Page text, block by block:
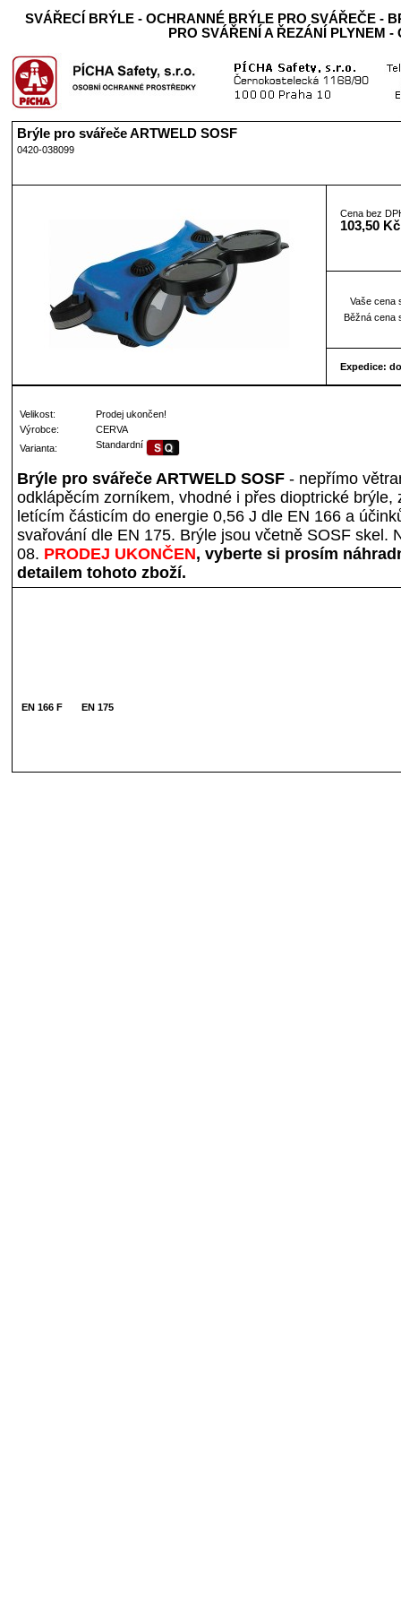
SVÁŘECÍ BRÝLE - OCHRANNÉ BRÝLE PRO SVÁŘEČE -
PRO SVÁŘENÍ A ŘEZÁNÍ PLYNEM -
Brýle pro svářeče ARTWELD SOSF
0420-038099
Cena bez
103,50 Kč
Vaše cena
Běžná cena
Expedice:
Velikost:
Prodej ukončen!
Výrobce:
CERVA
Varianta:
Standardní
Brýle pro svářeče ARTWELD SOSF - nepřímo
odklápěcím zorníkem, vhodné i přes dioptrické brýle,
letícím částicím do energie 0,56 J dle EN 166 a
svařování dle EN 175. Brýle jsou včetně SOSF skel.
08. PRODEJ UKONČEN, vyberte si prosím
detailem tohoto zboží.
EN 166 F EN 175